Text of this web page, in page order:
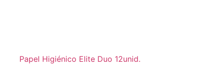
Papel Higiénico Elite Duo 12unid.